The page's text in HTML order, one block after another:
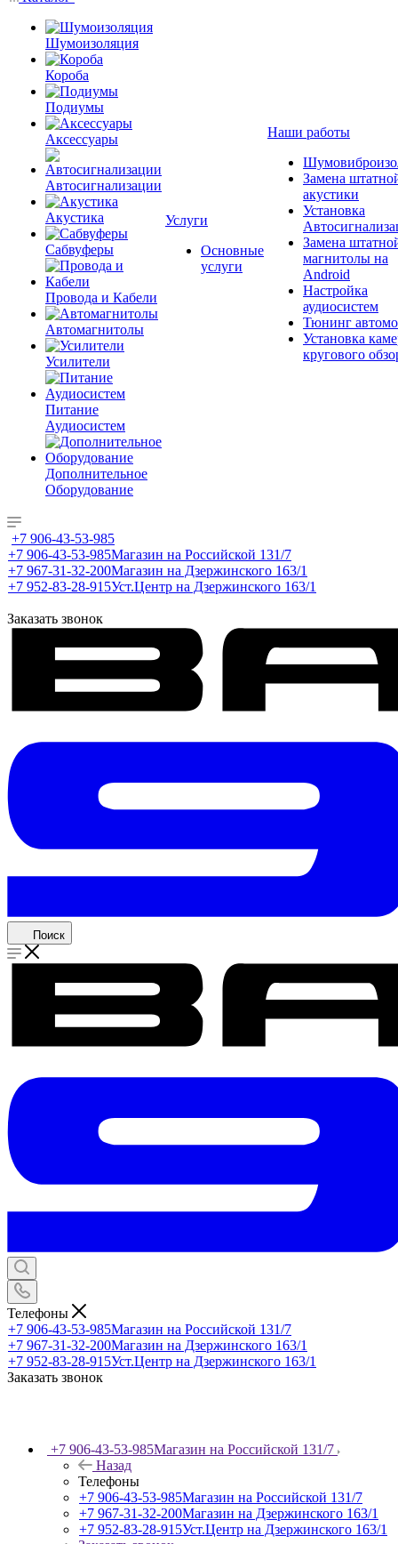
Шумоизоляция
Короба
Подиумы
Аксессуары
Автосигнализации
Акустика
Сабвуферы
Провода и Кабели
Автомагнитолы
Усилители
Питание
Аудиосистем
Дополнительное
Оборудование
Услуги
Основные
услуги
Наши работы
Замена
акустики
Установка
Замена
магнитолы на
Android
Настройка
аудиосистем
Тюнинг
Установка
кругового
+7 906-43-53-985
+7 906-43-53-985Магазин на Российской 131/7
+7 967-31-32-200Магазин на Дзержинского 163/1
+7 952-83-28-915Уст.Центр на Дзержинского 163/1
Заказать звонок
Поиск
Телефоны
+7 906-43-53-985Магазин на Российской 131/7
+7 967-31-32-200Магазин на Дзержинского 163/1
+7 952-83-28-915Уст.Центр на Дзержинского 163/1
Заказать звонок
+7 906-43-53-985Магазин на Российской 131/7
Назад
Телефоны
+7 906-43-53-985Магазин на Российской 131/7
+7 967-31-32-200Магазин на Дзержинского 163/1
+7 952-83-28-915Уст.Центр на Дзержинского 163/1